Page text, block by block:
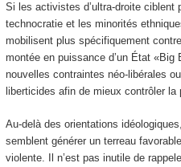
Si les activistes d’ultra-droite ciblent
technocratie et les minorités
mobilisent plus spécifiquement
montée en puissance d’un État «Big
nouvelles contraintes néo-libérales
liberticides afin de mieux contrôler la
Au-delà des orientations
semblent générer un terreau
violente. Il n’est pas inutile de